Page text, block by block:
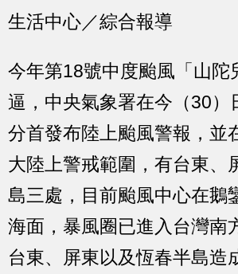
生活中心／綜合報導
今年第18號中度颱風「山陀
逼，中央氣象署在今（30）
分首發布陸上颱風警報，並
大陸上警戒範圍，有台東、
島三處，目前颱風中心在鵝
海面，暴風圈已進入台灣南
台東、屏東以及恆春半島造